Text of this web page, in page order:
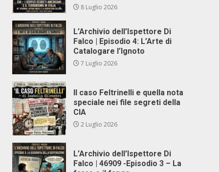
8 Luglio 2026
L’Archivio dell’Ispettore Di
Falco | Episodio 4: L’Arte di
Catalogare l’Ignoto
7 Luglio 2026
Il caso Feltrinelli e quella nota
speciale nei file segreti della
CIA
2 Luglio 2026
L’Archivio dell’Ispettore Di
Falco | 46909 -Episodio 3 – La